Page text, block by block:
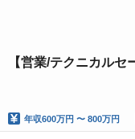
【営業/テクニカル
年収600万円 〜 800万円